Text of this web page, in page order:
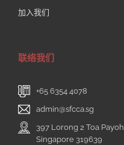
加入我们
联络我们
+65 6354 4078
admin@sfcca.sg
397 Lorong 2 Toa Payoh
Singapore 319639